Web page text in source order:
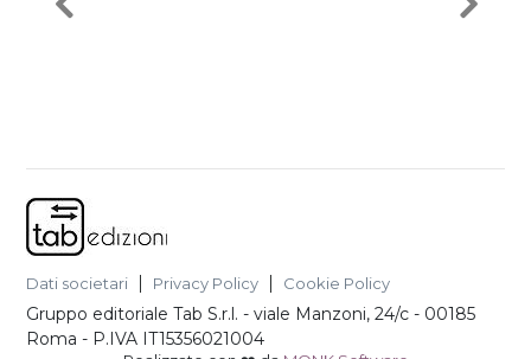
Dati societari Privacy Policy Cookie Policy
Gruppo editoriale Tab S.r.l. -viale Manzoni, 24/c - 00185
Roma - P.IVA IT15356021004